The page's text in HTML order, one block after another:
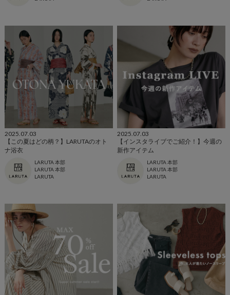
2025.07.03
【この夏はどの柄？】LARUTAのオト
ナ浴衣
LARUTA 本部
LARUTA 本部
LARUTA
2025.07.03
【インスタライブでご紹介！】今週の
新作アイテム
LARUTA 本部
LARUTA 本部
LARUTA